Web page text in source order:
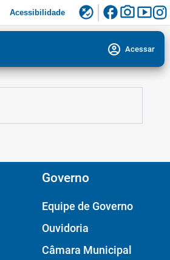
Acessibilidade flaky facebookphoto_camerasmart_display
account_circle Acessar
Governo
Equipe de Governo
Ouvidoria
Câmara Municipal